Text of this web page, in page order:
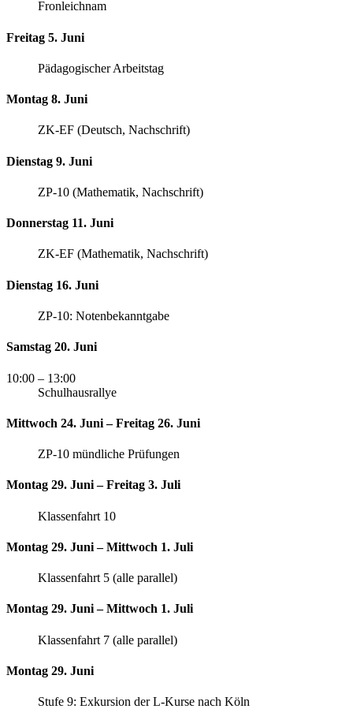
Fronleichnam
Freitag 5. Juni
Pädagogischer Arbeitstag
Montag 8. Juni
ZK-EF (Deutsch, Nachschrift)
Dienstag 9. Juni
ZP-10 (Mathematik, Nachschrift)
Donnerstag 11. Juni
ZK-EF (Mathematik, Nachschrift)
Dienstag 16. Juni
ZP-10: Notenbekanntgabe
Samstag 20. Juni
10:00 – 13:00
Schulhausrallye
Mittwoch 24. Juni – Freitag 26. Juni
ZP-10 mündliche Prüfungen
Montag 29. Juni – Freitag 3. Juli
Klassenfahrt 10
Montag 29. Juni – Mittwoch 1. Juli
Klassenfahrt 5 (alle parallel)
Montag 29. Juni – Mittwoch 1. Juli
Klassenfahrt 7 (alle parallel)
Montag 29. Juni
Stufe 9: Exkursion der L-Kurse nach Köln